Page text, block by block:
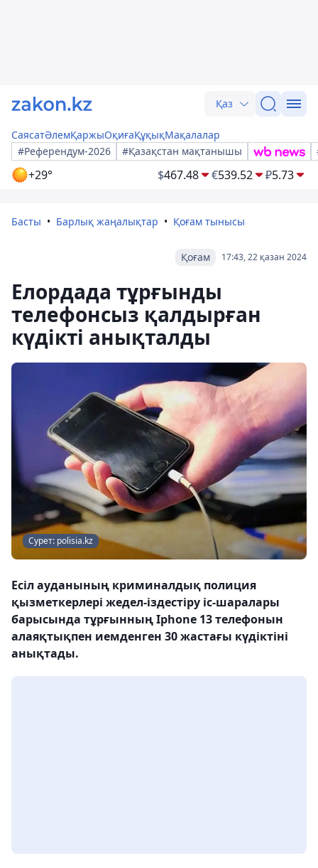
Қаз
СаясатӘлемҚаржыОқиғаҚұқықМақалалар
#Референдум-2026
#Қазақстан мақтанышы
+29° $467.48 €539.52 ₽5.73
Басты Барлық жаңалықтар Қоғам тынысы
17:43, 22 қазан 2024
Қоғам
Елордада тұрғынды
телефонсыз қалдырған
күдікті анықталды
Сурет: polisia.kz
Есіл ауданының криминалдық полиция
қызметкерлері жедел-іздестіру іс-шаралары
барысында тұрғынның Iphone 13 телефонын
алаяқтықпен иемденген 30 жастағы күдіктіні
анықтады.